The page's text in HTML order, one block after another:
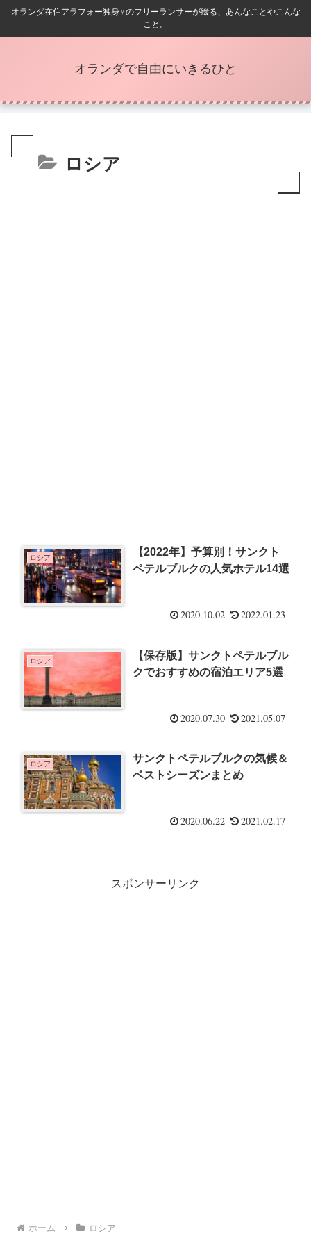
オランダ在住アラフォー独身♀️のフリーランサーが綴る、あんなことやこんな
こと。
オランダで自由にいきるひと
ロシア
ロシア
【2022年】予算別！サンクト
ペテルブルクの人気ホテル14選
2020.10.02 2022.01.23
ロシア
【保存版】サンクトペテルブル
クでおすすめの宿泊エリア5選
2020.07.30 2021.05.07
ロシア
サンクトペテルブルクの気候＆
ベストシーズンまとめ
2020.06.22 2021.02.17
スポンサーリンク
ホーム ロシア